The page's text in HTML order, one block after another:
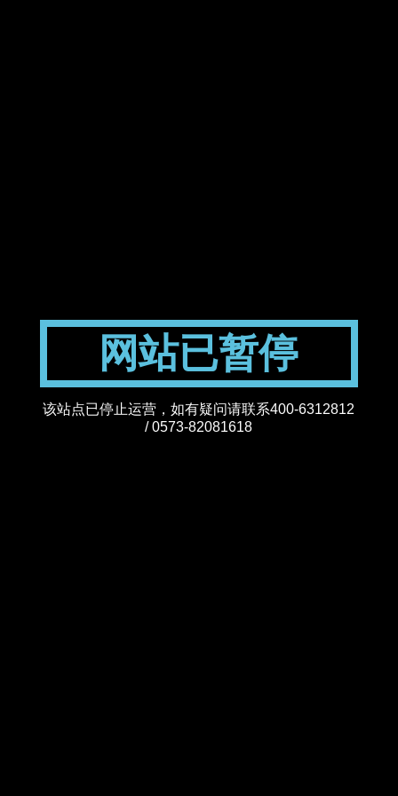
网站已暂停
该站点已停止运营，如有疑问请联系400-6312812
/ 0573-82081618